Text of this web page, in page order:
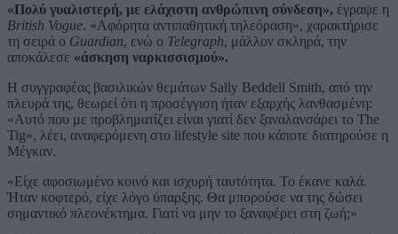
«Πολύ γυαλιστερή, με ελάχιστη ανθρώπινη σύνδεση», έγραψε η
British Vogue. «Αφόρητα αντιπαθητική τηλεόραση», χαρακτήρισε
τη σειρά ο Guardian, ενώ ο Telegraph, μάλλον σκληρά, την
αποκάλεσε «άσκηση ναρκισσισμού».
Η συγγραφέας βασιλικών θεμάτων Sally Beddell Smith, από την
πλευρά της, θεωρεί ότι η προσέγγιση ήταν εξαρχής λανθασμένη:
«Αυτό που με προβληματίζει είναι γιατί δεν ξαναλανσάρει το The
Tig», λέει, αναφερόμενη στο lifestyle site που κάποτε διατηρούσε η
Μέγκαν.
«Είχε αφοσιωμένο κοινό και ισχυρή ταυτότητα. Το έκανε καλά.
Ήταν κοφτερό, είχε λόγο ύπαρξης. Θα μπορούσε να της δώσει
σημαντικό πλεονέκτημα. Γιατί να μην το ξαναφέρει στη ζωή;»